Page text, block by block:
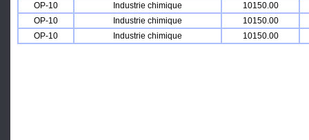
OP-10
Industrie chimique
10150.00
OP-10
Industrie chimique
10150.00
OP-10
Industrie chimique 10150.00